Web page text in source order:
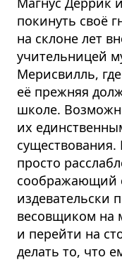
покинуть своё
на склоне лет
учительницей
Мерисвилль,
её прежняя
школе.
их
просто
соображающий
издевательски
весовщиком на
и перейти на
делать то, что